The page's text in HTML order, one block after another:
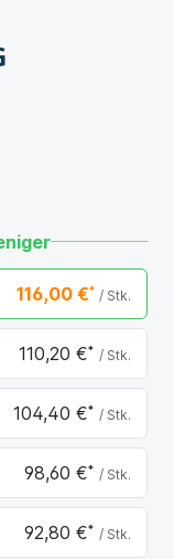
116,00 €* / Stk.
110,20 €* / Stk.
104,40 €* / Stk.
98,60 €* / Stk.
92,80 €* / Stk.